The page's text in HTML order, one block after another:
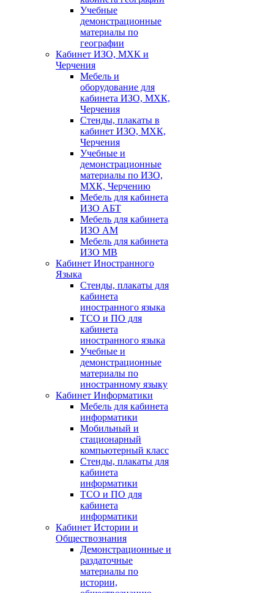
Учебные
демонстрационные
материалы по
географии
Кабинет ИЗО, МХК и
Черчения
Мебель и
оборудование для
кабинета ИЗО, МХК,
Черчения
Стенды, плакаты в
кабинет ИЗО, МХК,
Черчения
Учебные и
демонстрационные
материалы по ИЗО,
МХК, Черчению
Мебель для кабинета
ИЗО АБТ
Мебель для кабинета
ИЗО АМ
Мебель для кабинета
ИЗО МВ
Кабинет Иностранного
Языка
Стенды, плакаты для
кабинета
иностранного языка
ТСО и ПО для
кабинета
иностранного языка
Учебные и
демонстрационные
материалы по
иностранному языку
Кабинет Информатики
Мебель для кабинета
информатики
Мобильный и
стационарный
компьютерный класс
Стенды, плакаты для
кабинета
информатики
ТСО и ПО для
кабинета
информатики
Кабинет Истории и
Обществознания
Демонстрационные и
раздаточные
материалы по
истории,